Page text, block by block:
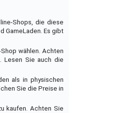
Shops, die diese
GameLaden. Es gibt
wählen. Achten
Lesen Sie auch die
als in physischen
Sie die Preise in
kaufen. Achten Sie